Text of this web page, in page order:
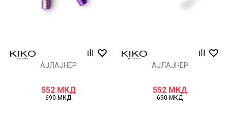
АЈЛАЈНЕР
552 МКД
690МКД
АЈЛАЈНЕР
552 МКД
690МКД